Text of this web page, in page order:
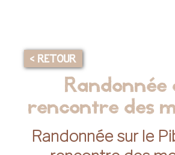
< RETOUR
Randonnée
rencontre des
Randonnée sur le